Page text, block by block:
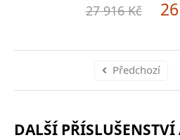
27 916 Kč
Předchozí
DALŠÍ